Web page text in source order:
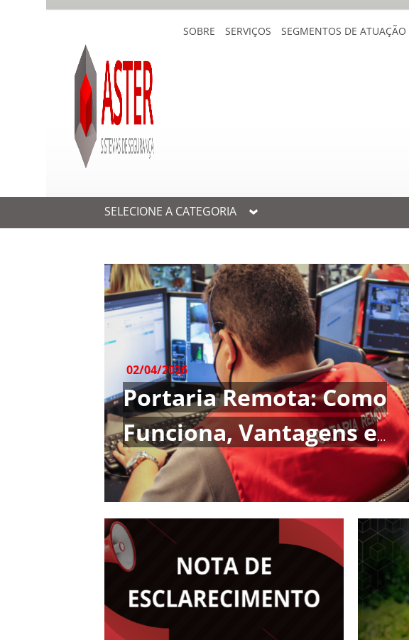
SOBRE SERVIÇOS SEGMENTOS DE ATUAÇÃO
SELECIONE A CATEGORIA
02/04/2026
Portaria Remota: Como
Funciona, Vantagens e
Cuidados na
Condomínios